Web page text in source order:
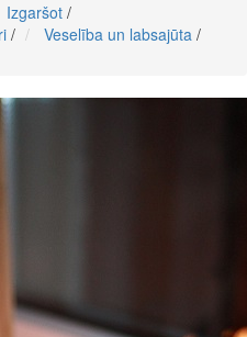
Izgaršot /
/ Veselība un labsajūta /